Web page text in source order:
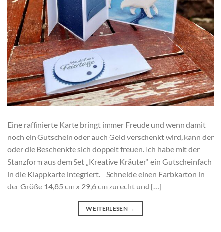
Eine raffinierte Karte bringt immer Freude und wenn damit
noch ein Gutschein oder auch Geld verschenkt wird, kann der
oder die Beschenkte sich doppelt freuen. Ich habe mit der
Stanzform aus dem Set „Kreative Kräuter“ ein Gutscheinfach
in die Klappkarte integriert. Schneide einen Farbkarton in
der Größe 14,85 cm x 29,6 cm zurecht und […]
WEITERLESEN →